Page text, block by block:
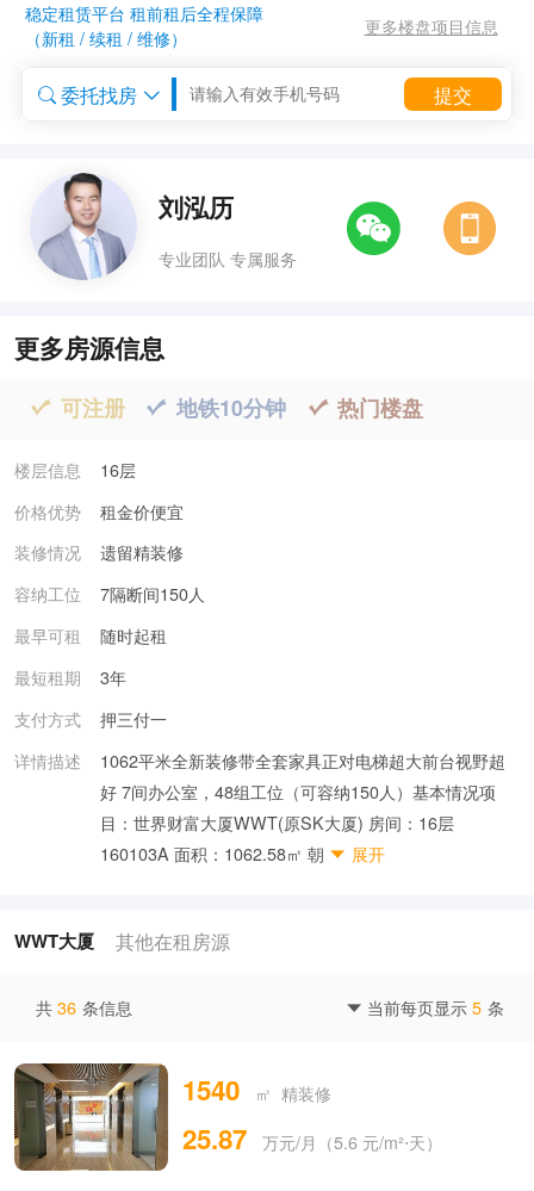
稳定租赁平台 租前租后全程保障
（新租 / 续租 / 维修）
更多楼盘项目信息
 委托找房  提交
刘泓历
专业团队 专属服务
更多房源信息
 可注册  地铁10分钟  热门楼盘
楼层信息
16层
价格优势
租金价便宜
装修情况
遗留精装修
容纳工位
7隔断间150人
最早可租
随时起租
最短租期
3年
支付方式
押三付一
详情描述
1062平米全新装修带全套家具正对电梯超大前台视野超
好 7间办公室，48组工位（可容纳150人）基本情况项
目：世界财富大厦WWT(原SK大厦) 房间：16层
160103A 面积：1062.58㎡ 朝  展开
WWT大厦 其他在租房源
共 36 条信息  当前每页显示 5 条
1540 ㎡ 精装修
25.87 万元/月（5.6 元/m²⋅天）